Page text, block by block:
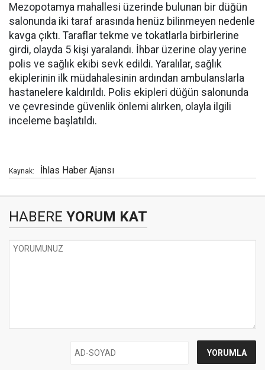
Mezopotamya mahallesi üzerinde bulunan bir düğün
salonunda iki taraf arasında henüz bilinmeyen nedenle
kavga çıktı. Taraflar tekme ve tokatlarla birbirlerine
girdi, olayda 5 kişi yaralandı. İhbar üzerine olay yerine
polis ve sağlık ekibi sevk edildi. Yaralılar, sağlık
ekiplerinin ilk müdahalesinin ardından ambulanslarla
hastanelere kaldırıldı. Polis ekipleri düğün salonunda
ve çevresinde güvenlik önlemi alırken, olayla ilgili
inceleme başlatıldı.
Kaynak: İhlas Haber Ajansı
HABERE YORUM KAT